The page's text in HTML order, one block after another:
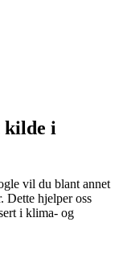
kilde i
vil du blant annet
Dette hjelper oss
i klima- og